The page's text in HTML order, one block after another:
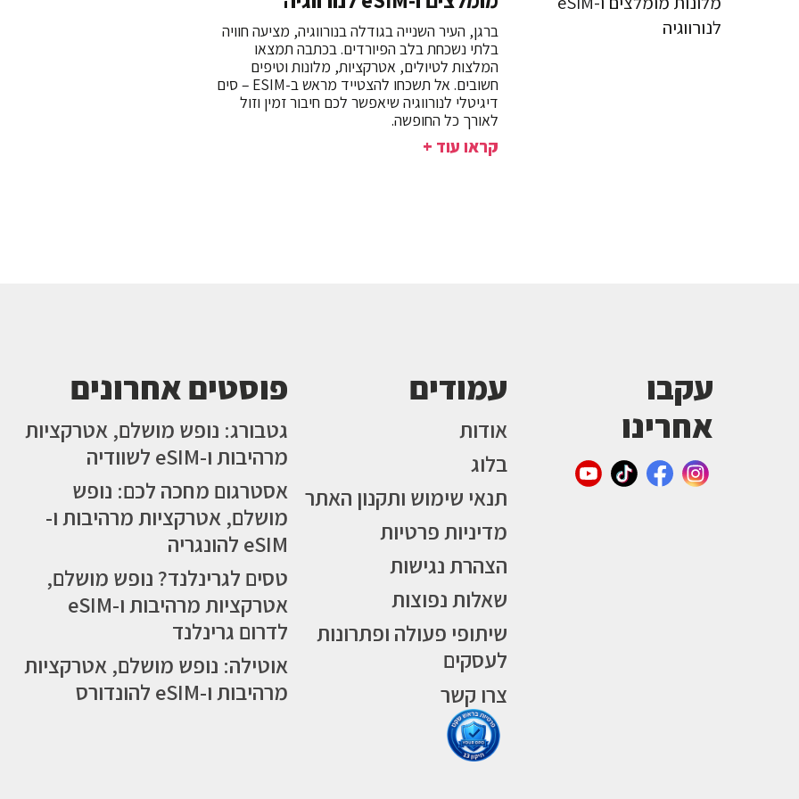
ברגן, העיר השנייה בגודלה בנורווגיה, מציעה חוויה
בלתי נשכחת בלב הפיורדים. בכתבה תמצאו
המלצות לטיולים, אטרקציות, מלונות וטיפים
חשובים. אל תשכחו להצטייד מראש ב-ESIM – סים
דיגיטלי לנורווגיה שיאפשר לכם חיבור זמין וזול
לאורך כל החופשה.
קראו עוד +
עקבו
אחרינו
עמודים
אודות
בלוג
תנאי שימוש ותקנון האתר
מדיניות פרטיות
הצהרת נגישות
שאלות נפוצות
שיתופי פעולה ופתרונות
לעסקים
צרו קשר
פוסטים אחרונים
גטבורג: נופש מושלם, אטרקציות
מרהיבות ו-eSIM לשוודיה
אסטרגום מחכה לכם: נופש
מושלם, אטרקציות מרהיבות ו-
eSIM להונגריה
טסים לגרינלנד? נופש מושלם,
אטרקציות מרהיבות ו-eSIM
לדרום גרינלנד
אוטילה: נופש מושלם, אטרקציות
מרהיבות ו-eSIM להונדורס